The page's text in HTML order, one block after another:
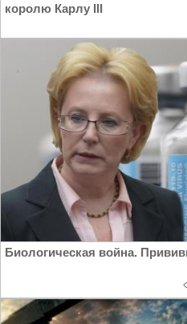
королю Карлу III
Биологическая война.